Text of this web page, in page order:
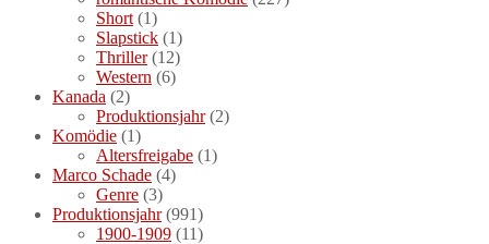
Short (1)
Slapstick (1)
Thriller(12)
Western (6)
Kanada (2)
Produktionsjahr(2)
Komödie (1)
Altersfreigabe (1)
Marco Schade (4)
Genre (3)
Produktionsjahr(991)
1900-1909 (11)